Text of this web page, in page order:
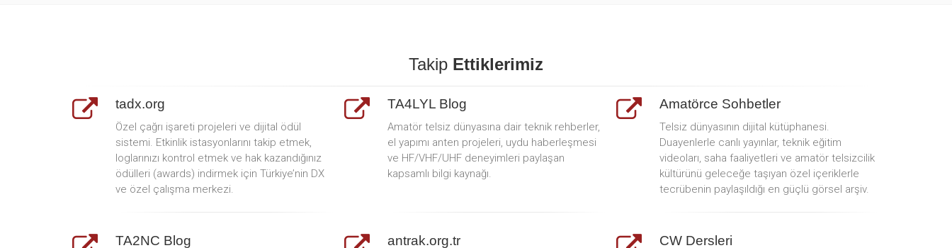
Takip Ettiklerimiz
tadx.org
Özel çağrı işareti projeleri ve dijital ödül
sistemi. Etkinlik istasyonlarını takip etmek,
loglarınızı kontrol etmek ve hak kazandığınız
ödülleri (awards) indirmek için Türkiye’nin DX
ve özel çalışma merkezi.
TA4LYL Blog
Amatör telsiz dünyasına dair teknik rehberler,
el yapımı anten projeleri, uydu haberleşmesi
ve HF/VHF/UHF deneyimleri paylaşan
kapsamlı bilgi kaynağı.
Amatörce Sohbetler
Telsiz dünyasının dijital kütüphanesi.
Duayenlerle canlı yayınlar, teknik eğitim
videoları, saha faaliyetleri ve amatör telsizcilik
kültürünü geleceğe taşıyan özel içeriklerle
tecrübenin paylaşıldığı en güçlü görsel arşiv.
TA2NC Blog antrak.org.tr CW Dersleri